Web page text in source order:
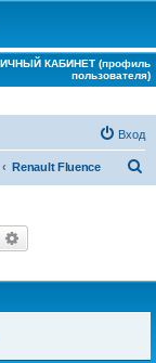
КАБИНЕТ (профиль
пользователя)
Вход
Renault Fluence
Поиск